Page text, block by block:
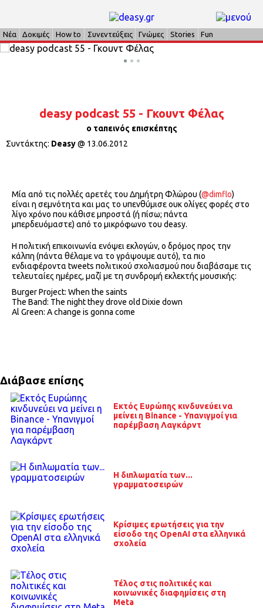
Νέα Δοκιμές How to Συνεντεύξεις Γνώμες Stories Fun
deasy podcast 55 - Γκουντ Φέλας
ο ταπεινός επισκέπτης
Συντάκτης: Deasy@ 13.06.2012
Μία από τις πολλές αρετές του Δημήτρη Φλώρου (@dimflo)
είναι η σεμνότητα και μας το υπενθύμισε ουκ ολίγες φορές στο
λίγο χρόνο που κάθισε μπροστά (ή πίσω; πάντα
μπερδευόμαστε) από το μικρόφωνο του deasy.
Η πολιτική επικοινωνία ενόψει εκλογών, ο δρόμος προς την
κάλπη (πάντα θέλαμε να το γράψουμε αυτό), τα πιο
ενδιαφέροντα tweets πολιτικού σχολιασμού που διαβάσαμε τις
τελευταίες ημέρες, μαζί με τη συνδρομή εκλεκτής μουσικής:
Burger Project: When the saints
The Band: The night they drove old Dixie down
Al Green: A change is gonna come
Διάβασε επίσης
Εκτός Ευρώπης κινδυνεύει να
μείνει η Binance - Υπανιγμοί για
παρέμβαση Λαγκάρντ
Η διπλωματία των...
γραμματοσειρών
Κρίσιμες ερωτήσεις για την
είσοδο της OpenAI στα ελληνικά
σχολεία
Τέλος στις πολιτικές και
κοινωνικές διαφημίσεις στη
Meta